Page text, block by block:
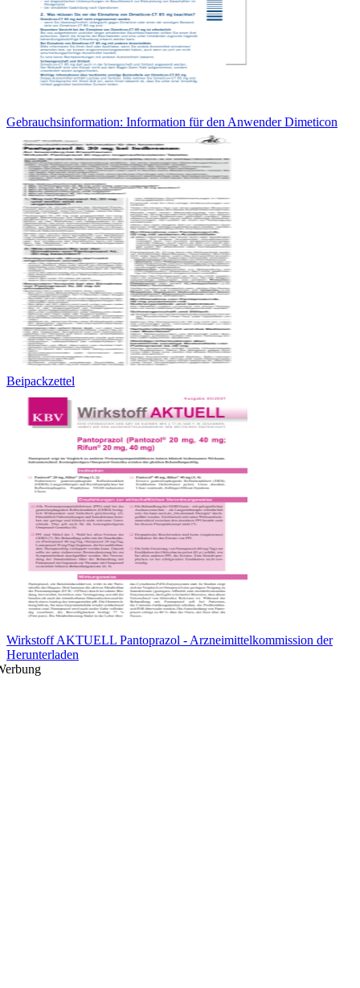
Gebrauchsinformation: Information für den Anwender Dimeticon
Beipackzettel
Wirkstoff AKTUELL Pantoprazol - Arzneimittelkommission der
Herunterladen